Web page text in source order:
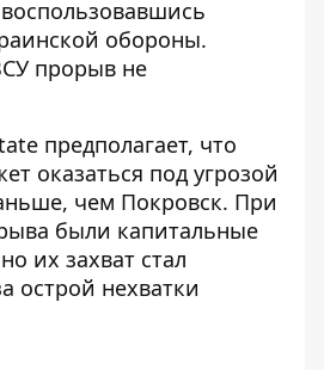
обороны.
прорыв не
предполагает, что
оказаться под угрозой
чем Покровск. При
были капитальные
их захват стал
острой нехватки